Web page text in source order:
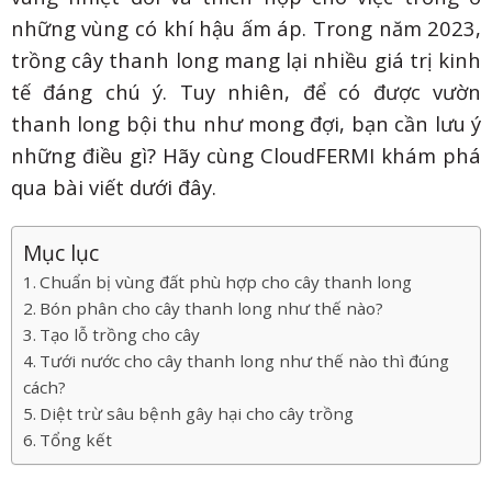
những vùng có khí hậu ấm áp. Trong năm 2023,
trồng cây thanh long mang lại nhiều giá trị kinh
tế đáng chú ý. Tuy nhiên, để có được vườn
thanh long bội thu như mong đợi, bạn cần lưu ý
những điều gì? Hãy cùng CloudFERMI khám phá
qua bài viết dưới đây.
Mục lục
Chuẩn bị vùng đất phù hợp cho cây thanh long
Bón phân cho cây thanh long như thế nào?
Tạo lỗ trồng cho cây
Tưới nước cho cây thanh long như thế nào thì đúng
cách?
Diệt trừ sâu bệnh gây hại cho cây trồng
Tổng kết